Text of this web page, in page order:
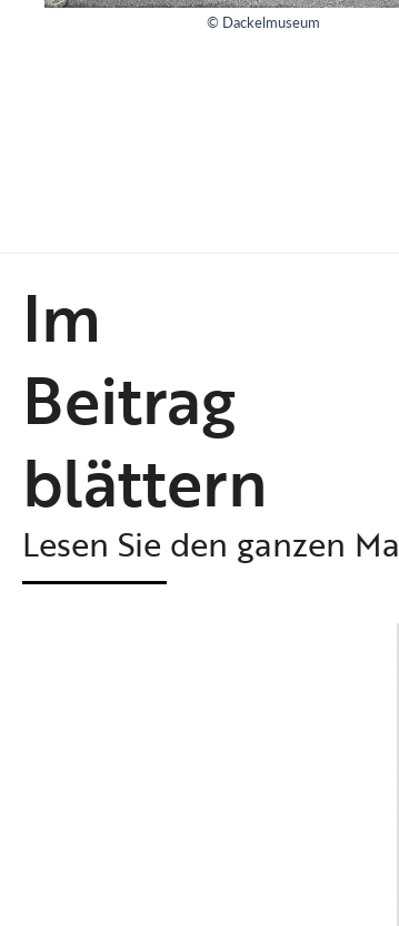
© Dackelmuseum
Im
Beitrag
blättern
Lesen Sie den ganzen